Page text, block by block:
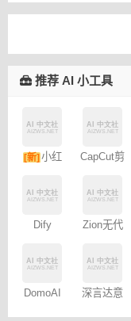
推荐 AI 小工具
书图文笔
CapCut剪
Dify
码开发平
DomoAI
深言达意